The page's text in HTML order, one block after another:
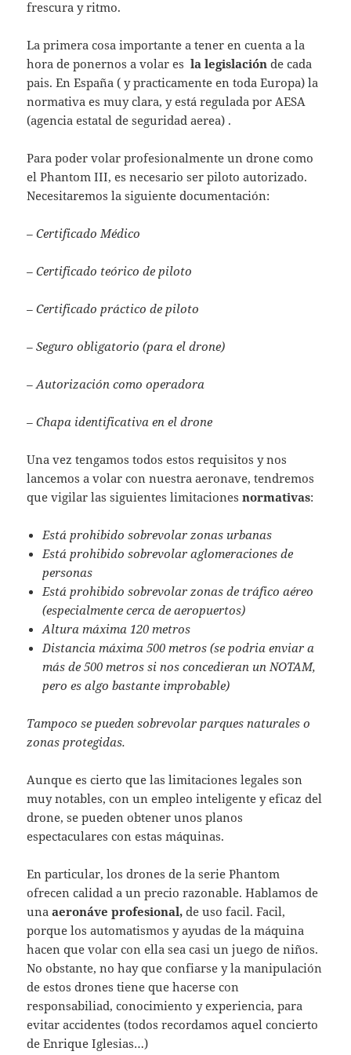
frescura y ritmo.
La primera cosa importante a tener en cuenta a la
hora de ponernos a volar esla legislación de cada
pais. En España ( y practicamente en toda Europa) la
normativa es muy clara, y está regulada por AESA
(agencia estatal de seguridad aerea) .
Para poder volar profesionalmente un drone como
el Phantom III, es necesario ser piloto autorizado.
Necesitaremos la siguiente documentación:
– Certificado Médico
– Certificado teórico de piloto
– Certificado práctico de piloto
– Seguro obligatorio (para el drone)
– Autorización como operadora
– Chapa identificativa en el drone
Una vez tengamos todos estos requisitos y nos
lancemos a volar con nuestra aeronave, tendremos
que vigilar las siguientes limitacionesnormativas:
Está prohibido sobrevolar zonas urbanas
Está prohibido sobrevolar aglomeraciones de
personas
Está prohibido sobrevolar zonas de tráfico aéreo
(especialmente cerca de aeropuertos)
Altura máxima 120 metros
Distancia máxima 500 metros (se podria enviar a
más de 500 metros si nos concedieran un NOTAM,
pero es algo bastante improbable)
Tampoco se pueden sobrevolar parques naturales o
zonas protegidas.
Aunque es cierto que las limitaciones legales son
muy notables, con un empleo inteligente y eficaz del
drone, se pueden obtener unos planos
espectaculares con estas máquinas.
En particular, los drones de la serie Phantom
ofrecen calidad a un precio razonable. Hablamos de
unaaeronáve profesional, de uso facil. Facil,
porque los automatismos y ayudas de la máquina
hacen que volar con ella sea casi un juego de niños.
No obstante, no hay que confiarse y la manipulación
de estos drones tiene que hacerse con
responsabiliad, conocimiento y experiencia, para
evitar accidentes (todos recordamos aquel concierto
de Enrique Iglesias…)